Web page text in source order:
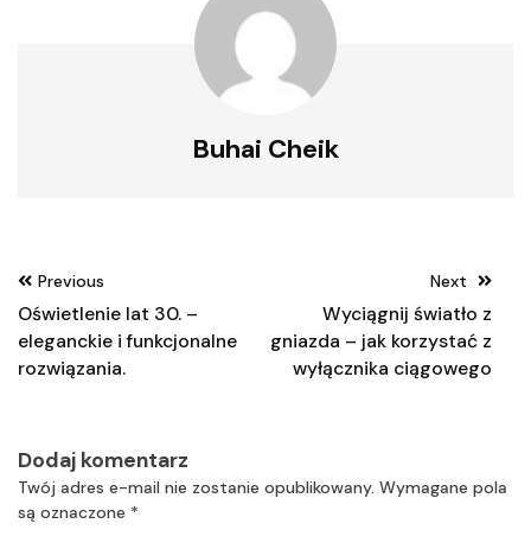
Buhai Cheik
Nawigacja
wpisu
Previous
Oświetlenie lat 30. –
eleganckie i funkcjonalne
rozwiązania.
Next
Wyciągnij światło z
gniazda – jak korzystać z
wyłącznika ciągowego
Dodaj komentarz
Twój adres e-mail nie zostanie opublikowany. Wymagane pola
są oznaczone *